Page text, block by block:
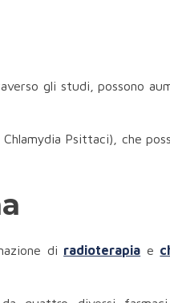
gli studi, possono
Psittaci), che
di radioterapia e